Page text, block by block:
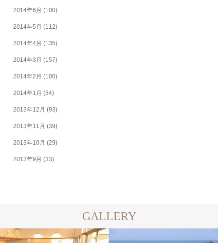
2014年6月 (100)
2014年5月 (112)
2014年4月 (135)
2014年3月 (157)
2014年2月 (100)
2014年1月 (84)
2013年12月 (93)
2013年11月 (39)
2013年10月 (29)
2013年9月 (33)
GALLERY